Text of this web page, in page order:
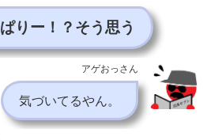
りー！？そう思う
アゲおっさん
気づいてるやん。